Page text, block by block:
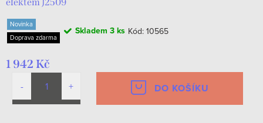
Novinka
Doprava zdarma
Skladem 3 ks Kód: 10565
1 942 Kč
DO KOŠÍKU